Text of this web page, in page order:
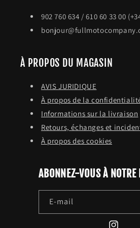
902 760 634 / 610 60 33 00
À PROPOS DU MAGASIN
AVIS JURIDIQUE
À propos de la
Informations sur la livraison
Retours, échanges et
À propos des cookies
ABONNEZ-VOUS À NOTRE
E-mail